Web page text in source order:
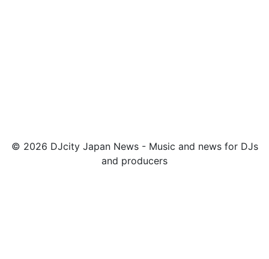
© 2026 DJcity Japan News - Music and news for DJs
and producers